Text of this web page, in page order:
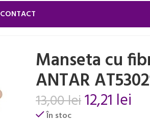
CONTACT
Manseta cu
ANTAR
13,00lei12,21 lei
În stoc